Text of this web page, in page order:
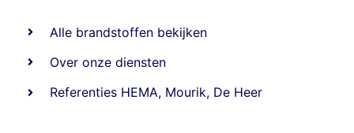
Alle brandstoffen bekijken
Over onze diensten
Referenties HEMA, Mourik, De Heer